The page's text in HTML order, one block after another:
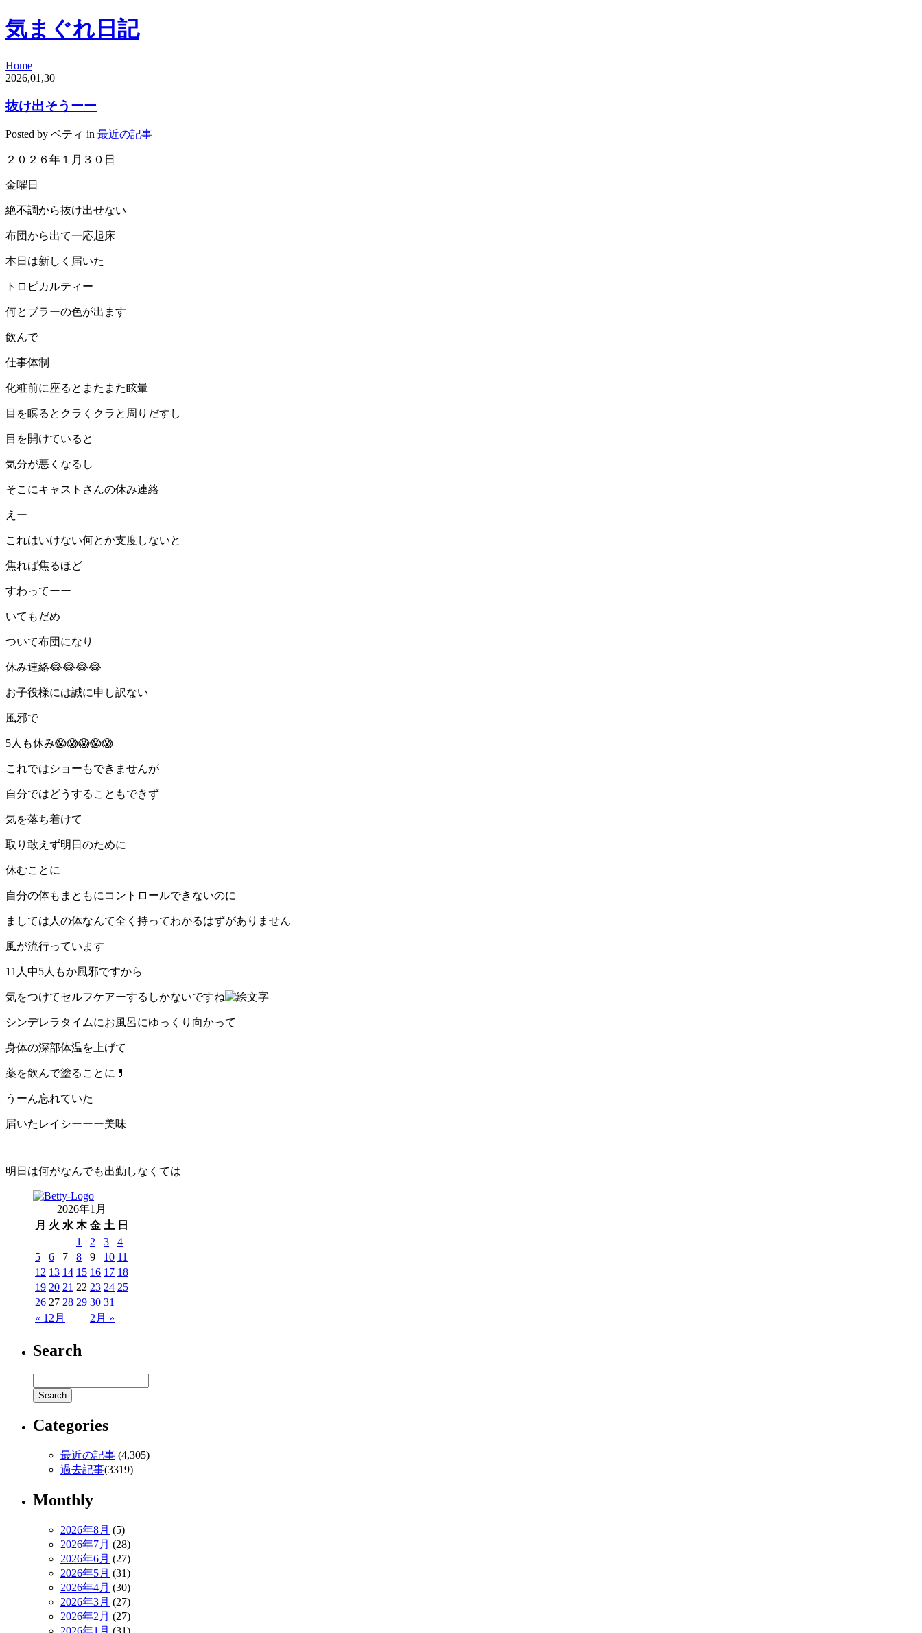
気まぐれ日記
Home
2026,01,30
抜け出そうーー
Posted by ベティ in 最近の記事
２０２６年１月３０日
金曜日
絶不調から抜け出せない
布団から出て一応起床
本日は新しく届いた
トロピカルティー
何とブラーの色が出ます
飲んで
仕事体制
化粧前に座るとまたまた眩暈
目を瞑るとクラくクラと周りだすし
目を開けていると
気分が悪くなるし
そこにキャストさんの休み連絡
えー
これはいけない何とか支度しないと
焦れば焦るほど
すわってーー
いてもだめ
ついて布団になり
休み連絡😂😂😂😂
お子役様には誠に申し訳ない
風邪で
5人も休み😱😱😱😱😱
これではショーもできませんが
自分ではどうすることもできず
気を落ち着けて
取り敢えず明日のために
休むことに
自分の体もまともにコントロールできないのに
ましては人の体なんて全く持ってわかるはずがありません
風が流行っています
11人中5人もか風邪ですから
気をつけてセルフケアーするしかないですね
シンデレラタイムにお風呂にゆっくり向かって
身体の深部体温を上げて
薬を飲んで塗ることに💊
うーん忘れていた
届いたレイシーーー美味
明日は何がなんでも出勤しなくては
2026年1月
月 火 水 木 金 土 日
« 12月 2月 »
1 2 3
4
5
6 7 8 9 10 11
12 13 14 15 16 17 18
19 20 21 22 23 24 25
26 27 28 29 30 31
Search
Categories
最近の記事 (4,305)
過去記事(3319)
Monthly
2026年8月 (5)
2026年7月 (28)
2026年6月 (27)
2026年5月 (31)
2026年4月 (30)
2026年3月 (27)
2026年2月 (27)
2026年1月 (31)